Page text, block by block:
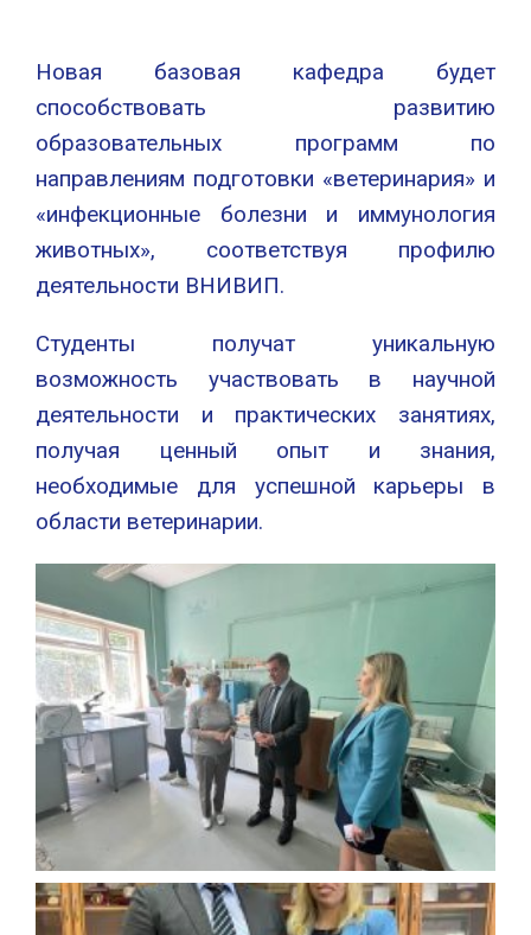
Новая базовая кафедра будет
способствовать развитию
образовательных программ по
направлениям подготовки «ветеринария» и
«инфекционные болезни и иммунология
животных», соответствуя профилю
деятельности ВНИВИП.
Студенты получат уникальную
возможность участвовать в научной
деятельности и практических занятиях,
получая ценный опыт и знания,
необходимые для успешной карьеры в
области ветеринарии.